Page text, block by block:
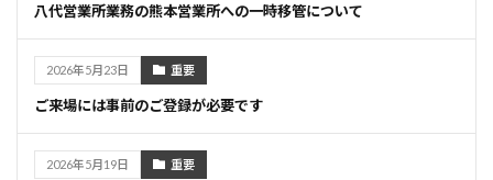
八代営業所業務の熊本営業所への一時移管について
2026年5月23日 重要
ご来場には事前のご登録が必要です
2026年5月19日 重要